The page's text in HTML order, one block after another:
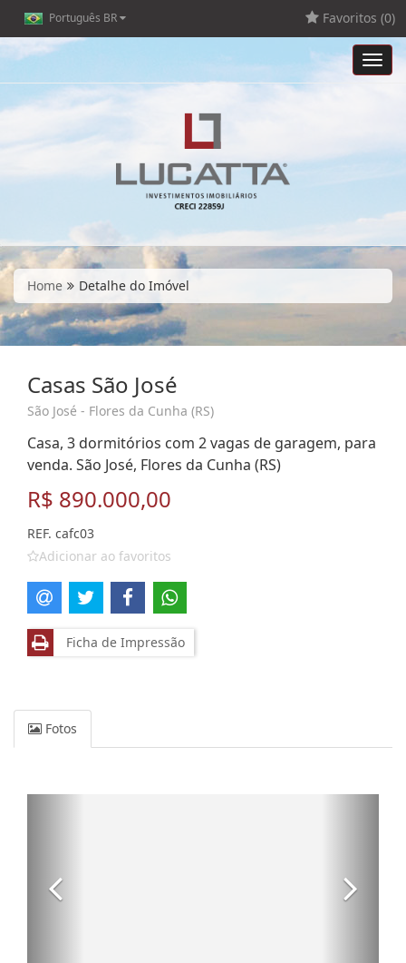
Português BR Favoritos (0)
Home Detalhe do Imóvel
Casas São José
São José - Flores da Cunha (RS)
Casa, 3 dormitórios com 2 vagas de garagem, para
venda. São José, Flores da Cunha (RS)
R$ 890.000,00
REF. cafc03
Adicionar ao favoritos
Ficha de Impressão
Fotos